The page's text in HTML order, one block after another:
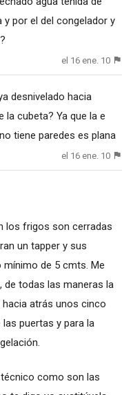
y por el del congelador y
el 16 ene. 10
desnivelado hacia
la cubeta? Ya que la e
tiene paredes es plana
el 16 ene. 10
los frigos son cerradas
un tapper y sus
de 5 cmts. Me
de todas las maneras la
atrás unos cinco
puertas y para la
como son las